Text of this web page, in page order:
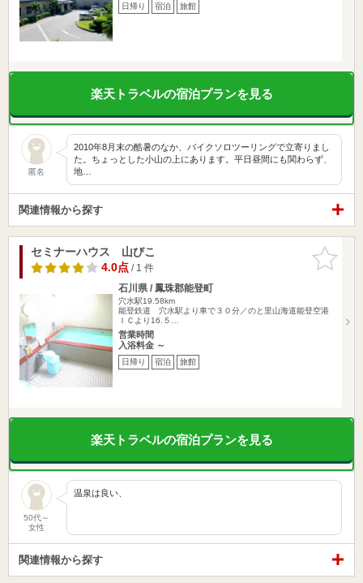
日帰り 宿泊 旅館
楽天トラベルの宿泊プランを見る
匿名
2010年8月末の酷暑のなか、バイクソロツーリングで立寄りまし
た。ちょっとした小山の上にあります。平日昼間にも関わらず、
地…
関連情報から探す
お気に入
りに追加
セミナーハウス 山びこ
4.0点/ 1 件
石川県 / 鳳珠郡能登町
穴水駅19.58km
能登鉄道 穴水駅より車で３０分／のと里山海道能登空港
ＩＣより16.５…
営業時間
入浴料金 ～
日帰り 宿泊 旅館
楽天トラベルの宿泊プランを見る
50代～
女性
温泉は良い、
関連情報から探す